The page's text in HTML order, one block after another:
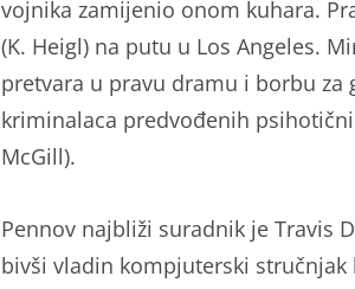
vojnika zamijenio onom kuhara.
(K. Heigl) na putu u Los Angeles.
pretvara u pravu dramu i borbu
kriminalaca predvođenih
McGill).
Pennov najbliži suradnik je Travis
bivši vladin kompjuterski stručnjak